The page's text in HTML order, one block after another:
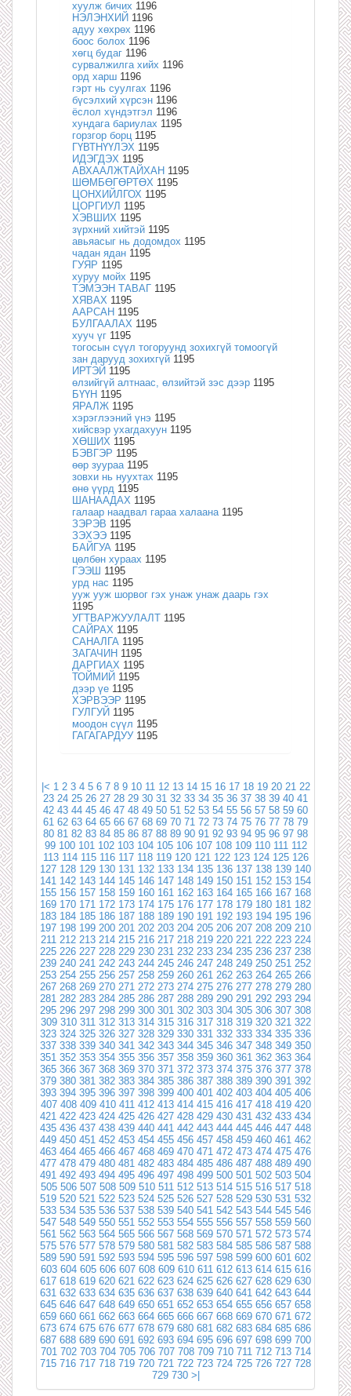
хуулж бичих 1196
НЭЛЭНХИЙ 1196
адуу хөхрөх 1196
боос болох 1196
хөгц будаг 1196
сурвалжилга хийх 1196
орд харш 1196
гэрт нь суулгах 1196
бүсэлхий хүрсэн 1196
ёслол хүндэтгэл 1196
хундага бариулах 1195
горзгор борц 1195
ГҮВТНҮҮЛЭХ 1195
ИДЭГДЭХ 1195
АВХААЛЖТАЙХАН 1195
ШӨМБӨГӨРТӨХ 1195
ЦОНХИЙЛГОХ 1195
ЦОРГИУЛ 1195
ХЭВШИХ 1195
зүрхний хийтэй 1195
авьяасыг нь додомдох 1195
чадан ядан 1195
ГУЯР 1195
хуруу мойх 1195
ТЭМЭЭН ТАВАГ 1195
ХЯВАХ 1195
ААРСАН 1195
БУЛГААЛАХ 1195
хууч үг 1195
тогосын сүүл тогоруунд зохихгүй томоогүй
зан дарууд зохихгүй 1195
ИРТЭЙ 1195
өлзийгүй алтнаас, өлзийтэй зэс дээр 1195
БҮҮН 1195
ЯРАЛЖ 1195
хэрэглээний үнэ 1195
хийсвэр ухагдахуун 1195
ХӨШИХ 1195
БЭВГЭР 1195
өөр зуураа 1195
зовхи нь нуухтах 1195
өнө үүрд 1195
ШАНААДАХ 1195
галаар наадвал гараа халаана 1195
ЗЭРЭВ 1195
ЗЭХЭЭ 1195
БАЙГУА 1195
цөлбөн хураах 1195
ГЭЭШ 1195
урд нас 1195
ууж ууж шорвог гэх унаж унаж даарь гэх
1195
УГТВАРЖУУЛАЛТ 1195
САЙРАХ 1195
САНАЛГА 1195
ЗАГАЧИН 1195
ДАРГИАХ 1195
ТОЙМИЙ 1195
дээр үе 1195
ХЭРВЭЭР 1195
ГУЛГУЙ 1195
моодон сүүл 1195
ГАГАГАРДУУ 1195
|< 1 2 3 4 5 6 7 8 9 10 11 12 13 14 15 16 17 18 19 20 21 22
23 24 25 26 27 28 29 30 31 32 33 34 35 36 37 38 39 40 41
42 43 44 45 46 47 48 49 50 51 52 53 54 55 56 57 58 59 60
61 62 63 64 65 66 67 68 69 70 71 72 73 74 75 76 77 78 79
80 81 82 83 84 85 86 87 88 89 90 91 92 93 94 95 96 97 98
99 100 101 102 103 104 105 106 107 108 109 110 111 112
113 114 115 116 117 118 119 120 121 122 123 124 125 126
127 128 129 130 131 132 133 134 135 136 137 138 139 140
141 142 143 144 145 146 147 148 149 150 151 152 153 154
155 156 157 158 159 160 161 162 163 164 165 166 167 168
169 170 171 172 173 174 175 176 177 178 179 180 181 182
183 184 185 186 187 188 189 190 191 192 193 194 195 196
197 198 199 200 201 202 203 204 205 206 207 208 209 210
211 212 213 214 215 216 217 218 219 220 221 222 223 224
225 226 227 228 229 230 231 232 233 234 235 236 237 238
239 240 241 242 243 244 245 246 247 248 249 250 251 252
253 254 255 256 257 258 259 260 261 262 263 264 265 266
267 268 269 270 271 272 273 274 275 276 277 278 279 280
281 282 283 284 285 286 287 288 289 290 291 292 293 294
295 296 297 298 299 300 301 302 303 304 305 306 307 308
309 310 311 312 313 314 315 316 317 318 319 320 321 322
323 324 325 326 327 328 329 330 331 332 333 334 335 336
337 338 339 340 341 342 343 344 345 346 347 348 349 350
351 352 353 354 355 356 357 358 359 360 361 362 363 364
365 366 367 368 369 370 371 372 373 374 375 376 377 378
379 380 381 382 383 384 385 386 387 388 389 390 391 392
393 394 395 396 397 398 399 400 401 402 403 404 405 406
407 408 409 410 411 412 413 414 415 416 417 418 419 420
421 422 423 424 425 426 427 428 429 430 431 432 433 434
435 436 437 438 439 440 441 442 443 444 445 446 447 448
449 450 451 452 453 454 455 456 457 458 459 460 461 462
463 464 465 466 467 468 469 470 471 472 473 474 475 476
477 478 479 480 481 482 483 484 485 486 487 488 489 490
491 492 493 494 495 496 497 498 499 500 501 502 503 504
505 506 507 508 509 510 511 512 513 514 515 516 517 518
519 520 521 522 523 524 525 526 527 528 529 530 531 532
533 534 535 536 537 538 539 540 541 542 543 544 545 546
547 548 549 550 551 552 553 554 555 556 557 558 559 560
561 562 563 564 565 566 567 568 569 570 571 572 573 574
575 576 577 578 579 580 581 582 583 584 585 586 587 588
589 590 591 592 593 594 595 596 597 598 599 600 601 602
603 604 605 606 607 608 609 610 611 612 613 614 615 616
617 618 619 620 621 622 623 624 625 626 627 628 629 630
631 632 633 634 635 636 637 638 639 640 641 642 643 644
645 646 647 648 649 650 651 652 653 654 655 656 657 658
659 660 661 662 663 664 665 666 667 668 669 670 671 672
673 674 675 676 677 678 679 680 681 682 683 684 685 686
687 688 689 690 691 692 693 694 695 696 697 698 699 700
701 702 703 704 705 706 707 708 709 710 711 712 713 714
715 716 717 718 719 720 721 722 723 724 725 726 727 728
729 730 >|